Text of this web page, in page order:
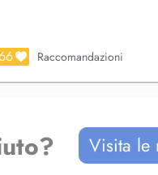
Raccomandazioni
Visita le